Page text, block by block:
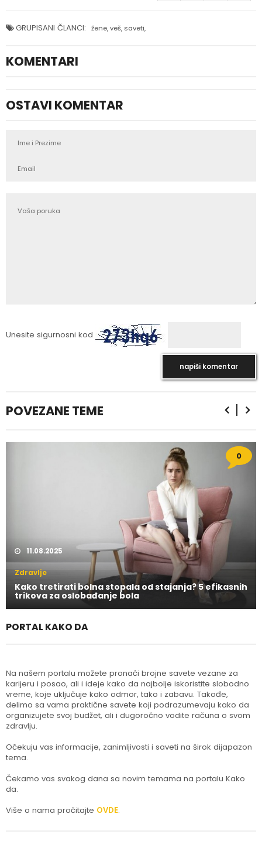
GRUPISANI ČLANCI: žene,veš, saveti,
KOMENTARI
OSTAVI KOMENTAR
Unesite sigurnosni kod
POVEZANE TEME
0
11.08.2025
Zdravlje
Kako tretirati bolna stopala od stajanja? 5 efikasnih
trikova za oslobađanje bola
PORTAL KAKO DA
Na našem portalu možete pronaći brojne savete vezane za
karijeru i posao, ali i ideje kako da najbolje iskoristite slobodno
vreme, koje uključuje kako odmor, tako i zabavu. Takođe,
delimo sa vama praktične savete koji podrazumevaju kako da
organizujete svoj budžet, ali i dugoročno vodite računa o svom
zdravlju.
Očekuju vas informacije, zanimljivosti i saveti na širok dijapazon
tema.
Čekamo vas svakog dana sa novim temama na portalu Kako
da.
Više o nama pročitajte OVDE.